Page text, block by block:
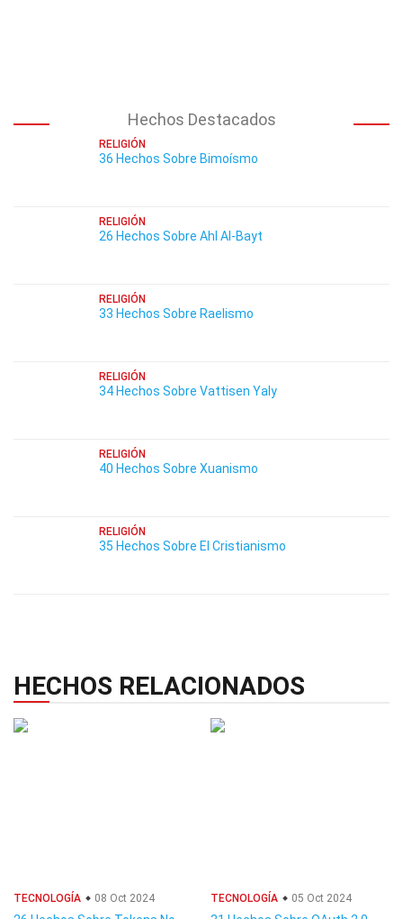
Hechos Destacados
RELIGIÓN
36 Hechos Sobre Bimoísmo
RELIGIÓN
26 Hechos Sobre Ahl Al-Bayt
RELIGIÓN
33 Hechos Sobre Raelismo
RELIGIÓN
34 Hechos Sobre Vattisen Yaly
RELIGIÓN
40 Hechos Sobre Xuanismo
RELIGIÓN
35 Hechos Sobre El Cristianismo
HECHOS RELACIONADOS
TECNOLOGÍA 08 Oct 2024 TECNOLOGÍA 05 Oct 2024